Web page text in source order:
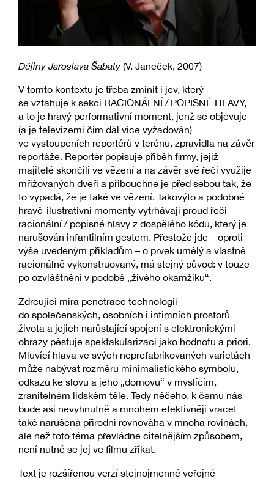
Dějiny Jaroslava Šabaty (V. Janeček, 2007)
V tomto kontextu je třeba zmínit i jev, který
se vztahuje k sekci RACIONÁLNÍ / POPISNÉ HLAVY,
a to je hravý performativní moment, jenž se objevuje
(a je televizemi čím dál více vyžadován)
ve vystoupeních reportérů v terénu, zpravidla na závěr
reportáže. Reportér popisuje příběh firmy, jejíž
majitelé skončili ve vězení a na závěr své řeči využije
mřížovaných dveří a přibouchne je před sebou tak, že
to vypadá, že je také ve vězení. Takovýto a podobné
hravě-ilustrativní momenty vytrhávají proud řeči
racionální / popisné hlavy z dospělého kódu, který je
narušován infantilním gestem. Přestože jde – oproti
výše uvedeným příkladům – o prvek umělý a vlastně
racionálně vykonstruovaný, má stejný původ: v touze
po ozvláštnění v podobě „živého okamžiku“.
Zdrcující míra penetrace technologií
do společenských, osobních i intimních prostorů
života a jejich narůstající spojení s elektronickými
obrazy pěstuje spektakularizaci jako hodnotu a priori.
Mluvící hlava ve svých neprefabrikovaných varietách
může nabývat rozměru minimalistického symbolu,
odkazu ke slovu a jeho „domovu“ v myslícím,
zranitelném lidském těle. Tedy něčeho, k čemu nás
bude asi nevyhnutně a mnohem efektivněji vracet
také narušená přírodní rovnováha v mnoha rovinách,
ale než toto téma převládne citelnějším způsobem,
není nutné se jej ve filmu zříkat.
Text je rozšířenou verzí stejnojmenné veřejné